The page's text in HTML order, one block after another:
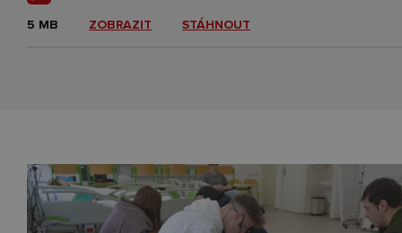
5 MB
ZOBRAZIT STÁHNOUT